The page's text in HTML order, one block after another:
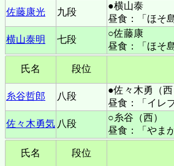
佐藤康光
九段
●横山泰
昼食：「ほそ
横山泰明
七段
○佐藤康
昼食：「ほそ
氏名 段位
糸谷哲郎
八段
●佐々木勇（西
昼食：「イレ
佐々木勇気 八段
○糸谷（西）
昼食：「やま
氏名 段位